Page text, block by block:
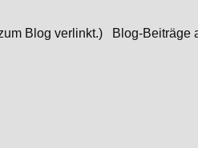
Blog verlinkt.) Blog-Beiträge